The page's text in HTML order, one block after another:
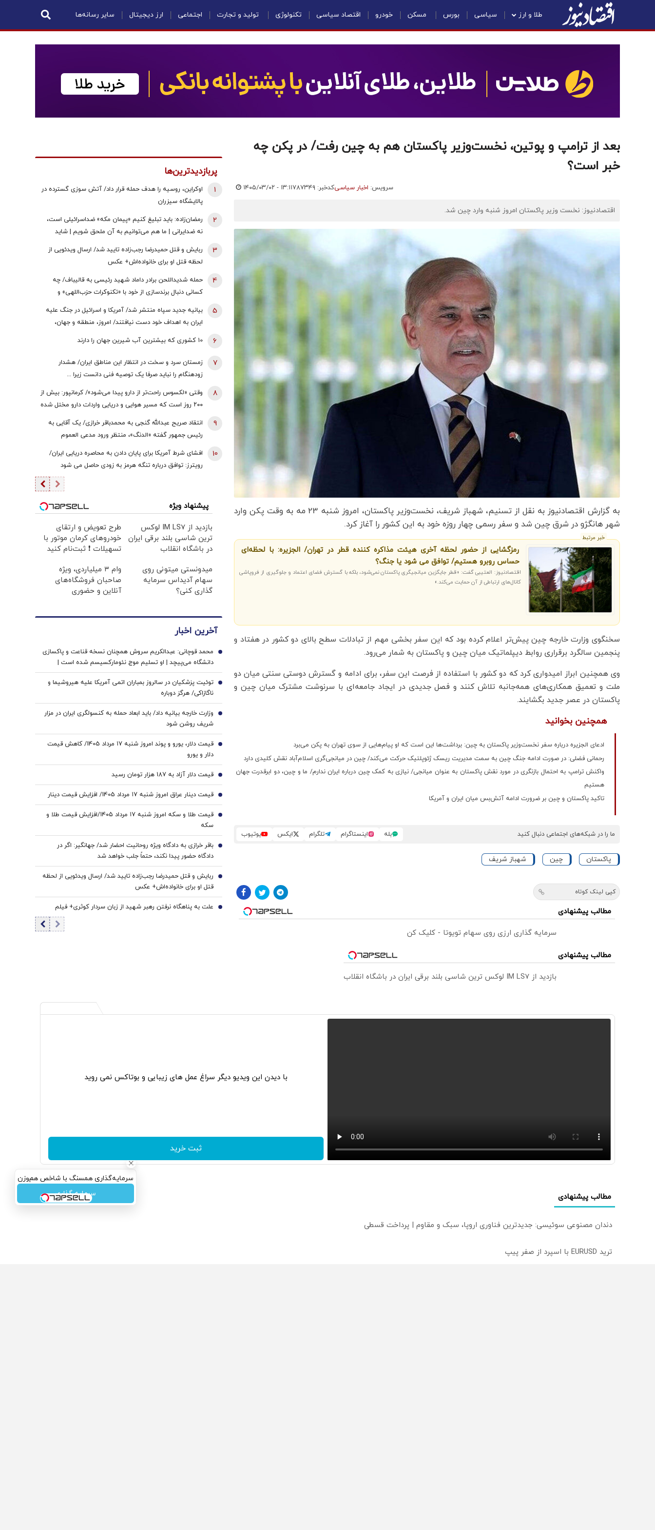
طلا و ارز سیاسی بورس مسکن خودرو اقتصاد سیاسی تکنولوژی تولید و تجارت اجتماعی ارز دیجیتال سایر رسانه‌ها
بعد از ترامپ و پوتین، نخست‌وزیر پاکستان هم به چین رفت/ در پکن چه
خبر است؟
سرویس: اخبار سیاسیکدخبر: ۷۸۷۳۴۹ ۱۴۰۵/۰۳/۰۲ - ۱۳:۱۱
اقتصادنیوز: نخست وزیر پاکستان امروز شنبه وارد چین شد.
به گزارش اقتصادنیوز به نقل از تسنیم
، شهباز شریف، نخست‌وزیر پاکستان، امروز شنبه 23 مه به وقت پکن وارد
شهر هانگژو در شرق چین شد و سفر رسمی چهار روزه خود به این کشور را آغاز کرد.
خبر مرتبط
رمزگشایی از حضور لحظه آخری هیئت مذاکره کننده قطر در تهران/ الجزیره: با لحظه‌ای
حساس روبرو هستیم/ توافق می شود یا جنگ؟
اقتصادنیوز: العتیبی گفت: «قطر جایگزین میانجیگری پاکستان نمی‌شود، بلکه با گسترش فضای اعتماد و جلوگیری از فروپاشی
کانال‌های ارتباطی از آن حمایت می‌کند.»
سخنگوی وزارت خارجه چین پیش‌تر اعلام کرده بود که این سفر بخشی مهم از تبادلات سطح بالای دو کشور در هفتاد و
پنجمین سالگرد برقراری روابط دیپلماتیک میان چین و پاکستان به شمار می‌رود.
وی همچنین ابراز امیدواری کرد که دو کشور با استفاده از فرصت این سفر، برای ادامه و گسترش دوستی سنتی میان دو
ملت و تعمیق همکاری‌های همه‌جانبه تلاش کنند و فصل جدیدی در ایجاد جامعه‌ای با سرنوشت مشترک میان چین و
پاکستان در عصر جدید بگشایند.
همچنین بخوانید
ادعای الجزیره درباره سفر نخست‌وزیر پاکستان به چین: برداشت‌ها این است که او پیام‌هایی از سوی تهران به پکن می‌برد
رحمانی فضلی: در صورت ادامه جنگ چین به سمت مدیریت ریسک ژئوپلتیک حرکت می‌کند/ چین در میانجی‌گری اسلام‌آباد نقش کلیدی دارد
واکنش ترامپ به احتمال بازنگری در مورد نقش پاکستان به عنوان میانجی/ نیازی به کمک چین درباره ایران ندارم/ ما و چین، دو ابرقدرت جهان
هستیم
تاکید پاکستان و چین بر ضرورت ادامه آتش‌بس میان ایران و آمریکا
ما را در شبکه‌های اجتماعی دنبال کنید بله اینستاگرام تلگرام ایکس یوتیوب
پاکستان چین شهباز شریف
کپی لینک کوتاه
مطالب پیشنهادی
سرمایه گذاری ارزی روی سهام تویوتا - کلیک کن
مطالب پیشنهادی
بازدید از IM LS7 لوکس ترین شاسی بلند برقی ایران در باشگاه انقلاب
سرمایه‌گذاری همسنگ با شاخص هم‌وزن
سرمایه گذاری
پربازدیدترین‌ها
اوکراین، روسیه را هدف حمله قرار داد/ آتش سوزی گسترده در
پالایشگاه سیزران
1
رمضان‌زاده: باید تبلیغ کنیم «پیمان مکه» ضداسرائیلی است،
نه ضدایرانی | ما هم می‌توانیم به آن ملحق شویم | شاید
2
ربایش و قتل حمیدرضا رجب‌زاده تایید شد/ ارسال ویدئویی از
لحظه قتل او برای خانواده‌اش+ عکس
3
حمله شدیداللحن برادر داماد شهید رئیسی به قالیباف/ چه
کسانی دنبال برندسازی از خود با «تکنوکرات حزب‌اللهی» و
4
بیانیه جدید سپاه منتشر شد/ آمریکا و اسرائیل در جنگ علیه
ایران به اهداف خود دست نیافتند/ امروز، منطقه و جهان،
5
10 کشوری که بیشترین آب شیرین جهان را دارند 6
زمستان سرد و سخت در انتظار این مناطق ایران/ هشدار
زودهنگام را نباید صرفا یک توصیه فنی دانست زیرا ...
7
وقتی «لکسوس راحت‌تر از دارو پیدا می‌شود»/ کرمانپور: بیش از
۲۰۰ روز است که مسیر هوایی و دریایی واردات دارو مختل شده
است / نخستین قربانی هر جنگ، سلامت مردم است
8
انتقاد صریح عبدالله گنجی به محمدباقر خرازی/ یک آقایی به
رئیس جمهور گفته «الدنگ»، منتظر ورود مدعی العموم
قوه قضائیه ورود نمی‌کند؟
9
افشای شرط آمریکا برای پایان دادن به محاصره دریایی ایران/
رویترز: توافق درباره تنگه هرمز به زودی حاصل می شود
10
پیشنهاد ویژه
بازدید از IM LS7 لوکس
ترین شاسی بلند برقی ایران
در باشگاه انقلاب
طرح تعویض و ارتقای
خودروهای کرمان موتور با
تسهیلات ❗ ثبت‌نام کنید
میدونستی میتونی روی
سهام آدیداس سرمایه
گذاری کنی؟
وام ۳ میلیاردی، ویژه
صاحبان فروشگاه‌های
آنلاین و حضوری
آخرین اخبار
محمد قوچانی: عبدالکریم سروش همچنان نسخه قناعت و پاکسازی
دانشگاه می‌پیچد | او تسلیم موج نئومارکسیسم شده است |
سروش به زبان چپ سخن می‌گوید و نظام بازار آزاد رقابتی را با
برچسب کاپیتالیسم توضیح می‌دهد
1
توئیت پزشکیان در سالروز بمباران اتمی آمریکا علیه هیروشیما و
ناگازاکی/ هرگز دوباره
2
وزارت خارجه بیانیه داد/ باید ابعاد حمله به کنسولگری ایران در مزار
شریف روشن شود
3
قیمت دلار، یورو و پوند امروز شنبه ۱۷ مرداد 1405/ کاهش قیمت
دلار و یورو
4
قیمت دلار آزاد به 187 هزار تومان رسید 5
قیمت دینار عراق امروز شنبه ۱۷ مرداد 1405/ افزایش قیمت دینار 6
قیمت طلا و سکه امروز شنبه ۱۷ مرداد ۱۴۰۵/افزایش قیمت طلا و
سکه
7
باقر خرازی به دادگاه ویژه روحانیت احضار شد/ جهانگیر: اگر در
دادگاه حضور پیدا نکند، حتماً جلب خواهد شد
8
ربایش و قتل حمیدرضا رجب‌زاده تایید شد/ ارسال ویدئویی از لحظه
قتل او برای خانواده‌اش+ عکس
9
علت به پناهگاه نرفتن رهبر شهید از زبان سردار کوثری+ فیلم 10
با دیدن این ویدیو دیگر سراغ عمل های زیبایی و بوتاکس نمی روید
ثبت خرید
مطالب پیشنهادی
دندان مصنوعی سوئیسی: جدیدترین فناوری اروپا، سبک و مقاوم | پرداخت قسطی
ترید EURUSD با اسپرد از صفر پیپ